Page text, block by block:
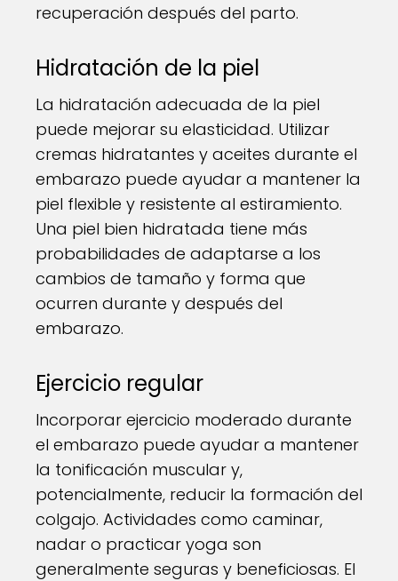
recuperación después del parto.
Hidratación de la piel
La hidratación adecuada de la piel
puede mejorar su elasticidad. Utilizar
cremas hidratantes y aceites durante el
embarazo puede ayudar a mantener la
piel flexible y resistente al estiramiento.
Una piel bien hidratada tiene más
probabilidades de adaptarse a los
cambios de tamaño y forma que
ocurren durante y después del
embarazo.
Ejercicio regular
Incorporar ejercicio moderado durante
el embarazo puede ayudar a mantener
la tonificación muscular y,
potencialmente, reducir la formación del
colgajo. Actividades como caminar,
nadar o practicar yoga son
generalmente seguras y beneficiosas. El